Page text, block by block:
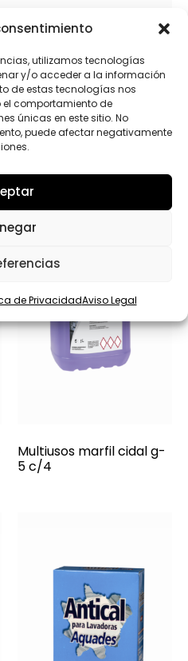
utilizamos tecnologías
y/o acceder a la información
de estas tecnologías nos
comportamiento de
únicas en este sitio. No
puede afectar negativamente
de PrivacidadAviso Legal
Multiusos marfil cidal g-
5 c/4